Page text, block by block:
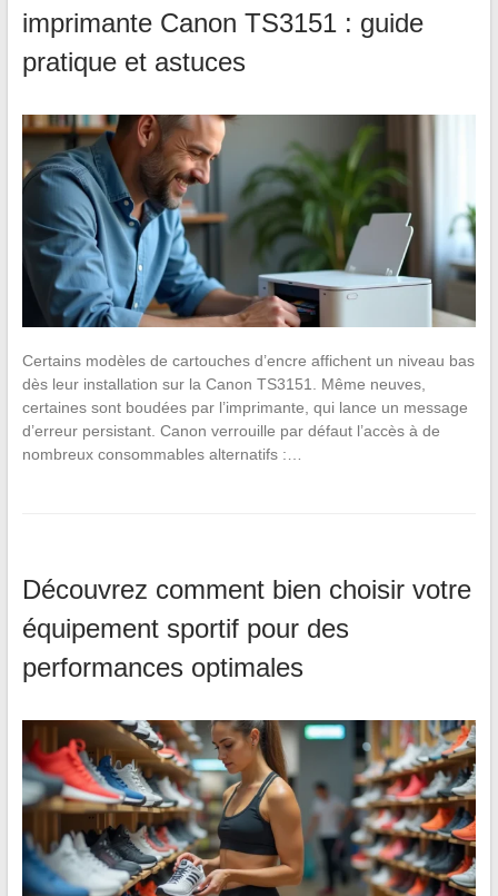
imprimante Canon TS3151 : guide
pratique et astuces
Certains modèles de cartouches d’encre affichent un niveau bas
dès leur installation sur la Canon TS3151. Même neuves,
certaines sont boudées par l’imprimante, qui lance un message
d’erreur persistant. Canon verrouille par défaut l’accès à de
nombreux consommables alternatifs :…
Découvrez comment bien choisir votre
équipement sportif pour des
performances optimales